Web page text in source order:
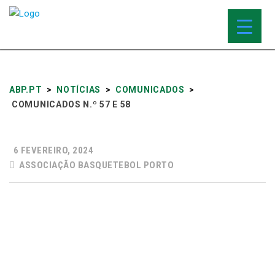
ABP.PT > NOTÍCIAS > COMUNICADOS
>
COMUNICADOS N.º 57 E 58
6 FEVEREIRO, 2024
ASSOCIAÇÃO BASQUETEBOL PORTO